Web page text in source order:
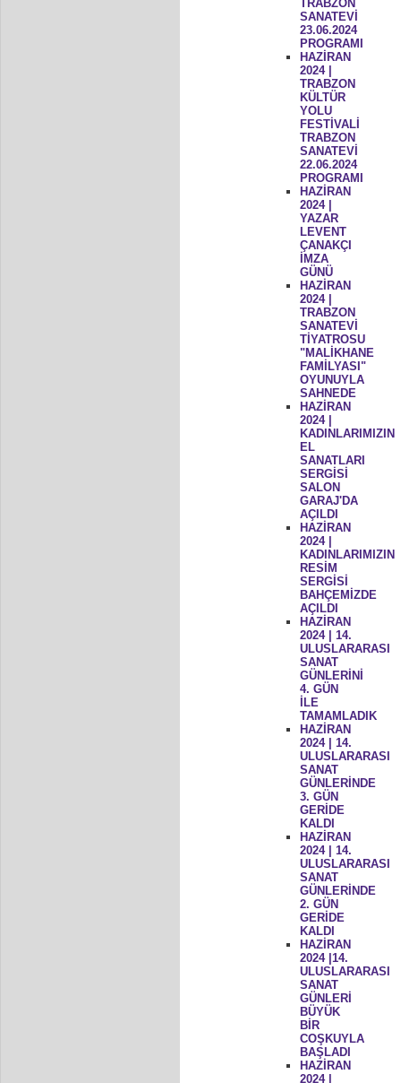
TRABZON
SANATEVİ
23.06.2024
PROGRAMI
HAZİRAN
2024 |
TRABZON
KÜLTÜR
YOLU
FESTİVALİ
TRABZON
SANATEVİ
22.06.2024
PROGRAMI
HAZİRAN
2024 |
YAZAR
LEVENT
ÇANAKÇI
İMZA
GÜNÜ
HAZİRAN
2024 |
TRABZON
SANATEVİ
TİYATROSU
"MALİKHANE
FAMİLYASI"
OYUNUYLA
SAHNEDE
HAZİRAN
2024 |
KADINLARIMIZIN
EL
SANATLARI
SERGİSİ
SALON
GARAJ'DA
AÇILDI
HAZİRAN
2024 |
KADINLARIMIZIN
RESİM
SERGİSİ
BAHÇEMİZDE
AÇILDI
HAZİRAN
2024 | 14.
ULUSLARARASI
SANAT
GÜNLERİNİ
4. GÜN
İLE
TAMAMLADIK
HAZİRAN
2024 | 14.
ULUSLARARASI
SANAT
GÜNLERİNDE
3. GÜN
GERİDE
KALDI
HAZİRAN
2024 | 14.
ULUSLARARASI
SANAT
GÜNLERİNDE
2. GÜN
GERİDE
KALDI
HAZİRAN
2024 |14.
ULUSLARARASI
SANAT
GÜNLERİ
BÜYÜK
BİR
COŞKUYLA
BAŞLADI
HAZİRAN
2024 |